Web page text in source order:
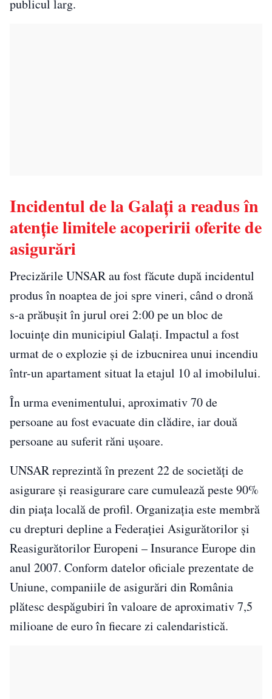
publicul larg.
Incidentul de la Galați a readus în
atenție limitele acoperirii oferite de
asigurări
Precizările UNSAR au fost făcute după incidentul
produs în noaptea de joi spre vineri, când o dronă
s-a prăbușit în jurul orei 2:00 pe un bloc de
locuințe din municipiul Galați. Impactul a fost
urmat de o explozie și de izbucnirea unui incendiu
într-un apartament situat la etajul 10 al imobilului.
În urma evenimentului, aproximativ 70 de
persoane au fost evacuate din clădire, iar două
persoane au suferit răni ușoare.
UNSAR reprezintă în prezent 22 de societăți de
asigurare și reasigurare care cumulează peste 90%
din piața locală de profil. Organizația este membră
cu drepturi depline a Federației Asigurătorilor și
Reasigurătorilor Europeni – Insurance Europe din
anul 2007. Conform datelor oficiale prezentate de
Uniune, companiile de asigurări din România
plătesc despăgubiri în valoare de aproximativ 7,5
milioane de euro în fiecare zi calendaristică.